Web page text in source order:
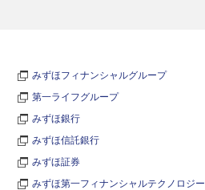
みずほフィナンシャルグループ
第一ライフグループ
みずほ銀行
みずほ信託銀行
みずほ証券
みずほ第一フィナンシャルテクノロジー